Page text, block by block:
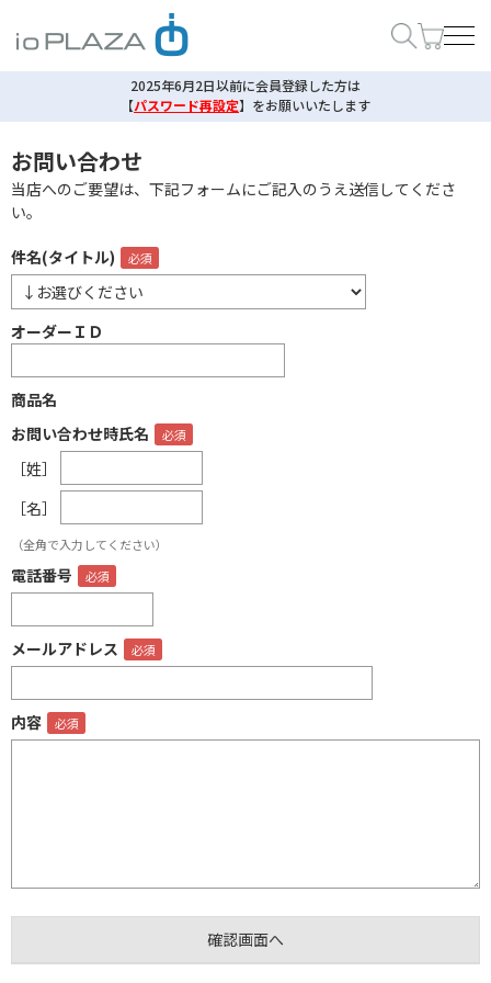
2025年6月2日以前に会員登録した方は
【パスワード再設定】 をお願いいたします
お問い合わせ
当店へのご要望は、下記フォームにご記入のうえ送信してくださ
い。
件名(タイトル)
オーダーＩＤ
商品名
お問い合わせ時氏名
［姓］
［名］
（全角で入力してください）
電話番号
メールアドレス
内容